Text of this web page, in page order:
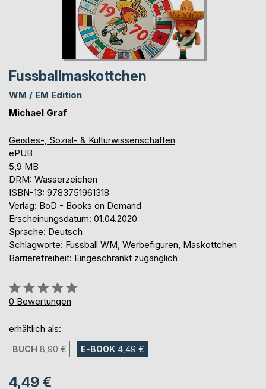
Fussballmaskottchen
WM / EM Edition
Michael Graf
Geistes-, Sozial- & Kulturwissenschaften
ePUB
5,9 MB
DRM: Wasserzeichen
ISBN-13: 9783751961318
Verlag: BoD - Books on Demand
Erscheinungsdatum: 01.04.2020
Sprache: Deutsch
Schlagworte: Fussball WM, Werbefiguren, Maskottchen
Barrierefreiheit: Eingeschränkt zugänglich
Bewertung::
0%
0 Bewertungen
erhältlich als:
BUCH 8,90 € E-BOOK 4,49 €
4,49 €